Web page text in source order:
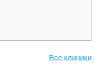
Все клиники